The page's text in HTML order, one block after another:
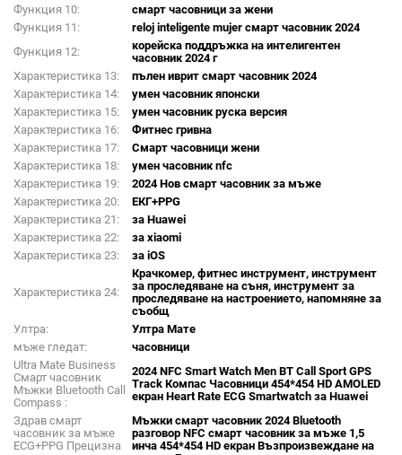
Функция 10:
смарт часовници за жени
Функция 11:
reloj inteligente mujer смарт часовник 2024
Функция 12:
корейска поддръжка на интелигентен
часовник 2024 г
Характеристика 13:
пълен иврит смарт часовник 2024
Характеристика 14:
умен часовник японски
Характеристика 15:
умен часовник руска версия
Характеристика 16:
Фитнес гривна
Характеристика 17:
Смарт часовници жени
Характеристика 18:
умен часовник nfc
Характеристика 19:
2024 Нов смарт часовник за мъже
Характеристика 20:
ЕКГ+PPG
Характеристика 21:
за Huawei
Характеристика 22:
за xiaomi
Характеристика 23:
за iOS
Характеристика 24:
Крачкомер, фитнес инструмент, инструмент
за проследяване на съня, инструмент за
проследяване на настроението, напомняне за
съобщ
Ултра:
Ултра Мате
мъже гледат:
часовници
Ultra Mate Business
Смарт часовник
Мъжки Bluetooth Call
Compass :
2024 NFC Smart Watch Men BT Call Sport GPS
Track Компас Часовници 454*454 HD AMOLED
екран Heart Rate ECG Smartwatch за Huawei
Здрав смарт
часовник за мъже
ECG+PPG Прецизна
Мъжки смарт часовник 2024 Bluetooth
разговор NFC смарт часовник за мъже 1,5
инча 454*454 HD екран Възпроизвеждане на